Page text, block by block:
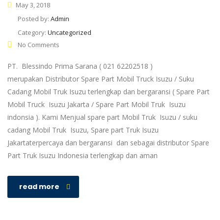
May 3, 2018
Posted by: Admin
Category: Uncategorized
No Comments
PT. Blessindo Prima Sarana ( 021 62202518 )
merupakan Distributor Spare Part Mobil Truck Isuzu / Suku
Cadang Mobil Truk Isuzu terlengkap dan bergaransi ( Spare Part
Mobil Truck Isuzu Jakarta / Spare Part Mobil Truk Isuzu
indonsia ). Kami Menjual spare part Mobil Truk Isuzu / suku
cadang Mobil Truk Isuzu, Spare part Truk Isuzu
Jakartaterpercaya dan bergaransi dan sebagai distributor Spare
Part Truk Isuzu Indonesia terlengkap dan aman
read more